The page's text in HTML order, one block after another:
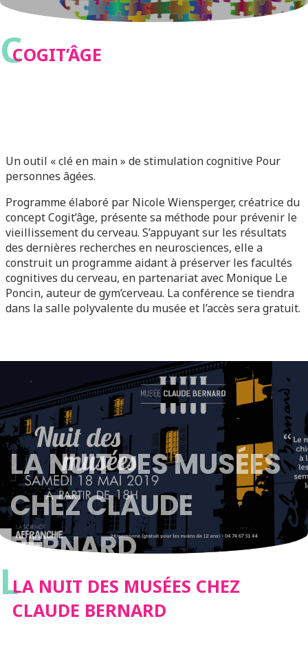
CCOGIT’ÂGE
Un outil « clé en main » de stimulation cognitive Pour
personnes âgées.
Programme élaboré par Nicole Wiensperger, créatrice du
concept Cogit’âge, présente sa méthode pour prévenir le
vieillissement du cerveau. S’appuyant sur les résultats
des dernières recherches en neurosciences, elle a
construit un programme aidant à préserver les facultés
cognitives du cerveau, en partenariat avec Monique Le
Poncin, auteur de gym’cerveau. La conférence se tiendra
dans la salle polyvalente du musée et l’accès sera gratuit.
LA NUIT DES MUSÉES
CHEZ CLAUDE
BERNARD
LLA NUIT DES MUSÉES CHEZ
CLAUDE BERNARD